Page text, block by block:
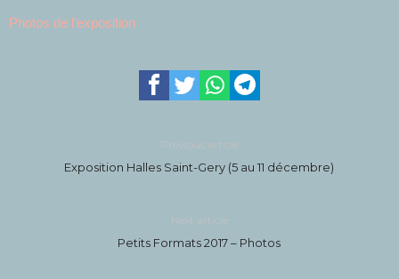
Photos de l’exposition
Previous article
Exposition Halles Saint-Gery (5 au 11 décembre)
Next article
Petits Formats 2017 – Photos